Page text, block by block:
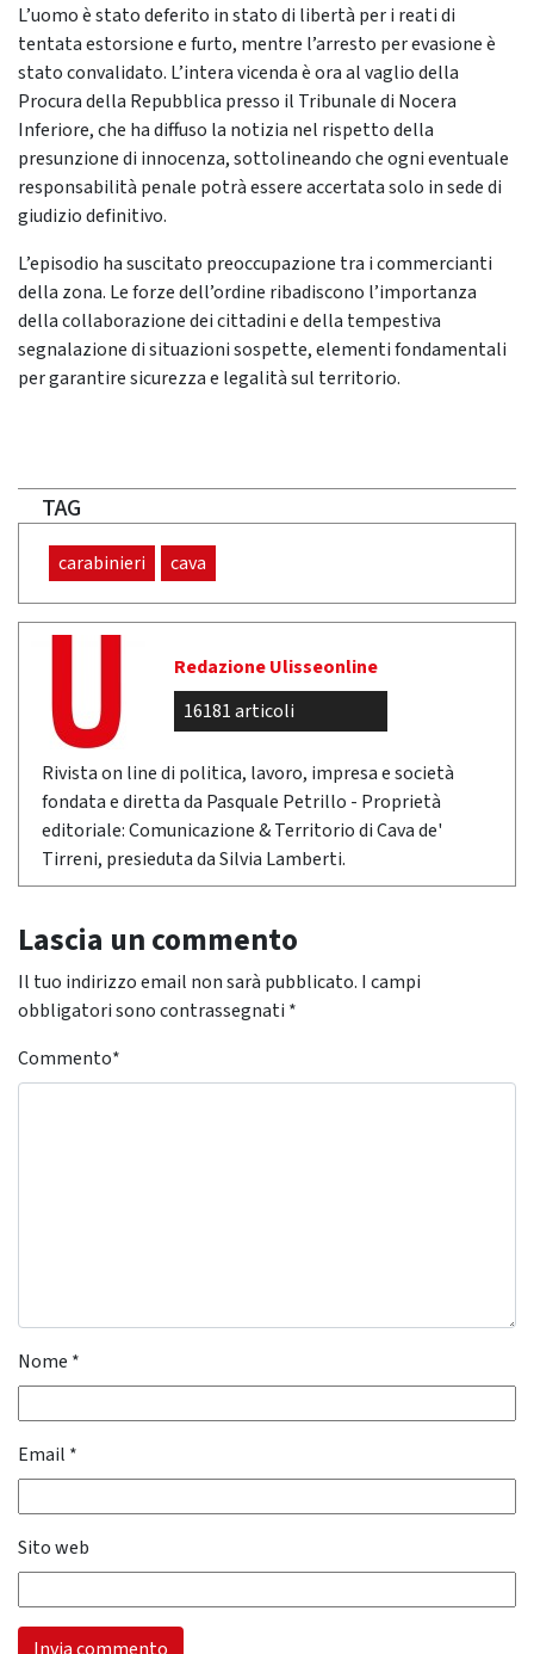
L’uomo è stato deferito in stato di libertà per i reati di
tentata estorsione e furto, mentre l’arresto per evasione è
stato convalidato. L’intera vicenda è ora al vaglio della
Procura della Repubblica presso il Tribunale di Nocera
Inferiore, che ha diffuso la notizia nel rispetto della
presunzione di innocenza, sottolineando che ogni eventuale
responsabilità penale potrà essere accertata solo in sede di
giudizio definitivo.
L’episodio ha suscitato preoccupazione tra i commercianti
della zona. Le forze dell’ordine ribadiscono l’importanza
della collaborazione dei cittadini e della tempestiva
segnalazione di situazioni sospette, elementi fondamentali
per garantire sicurezza e legalità sul territorio.
TAG
carabinieri cava
Redazione Ulisseonline
16181 articoli
Rivista on line di politica, lavoro, impresa e società
fondata e diretta da Pasquale Petrillo - Proprietà
editoriale: Comunicazione & Territorio di Cava de'
Tirreni, presieduta da Silvia Lamberti.
Lascia un commento
Il tuo indirizzo email non sarà pubblicato. I campi
obbligatori sono contrassegnati *
Commento*
Nome *
Email *
Sito web